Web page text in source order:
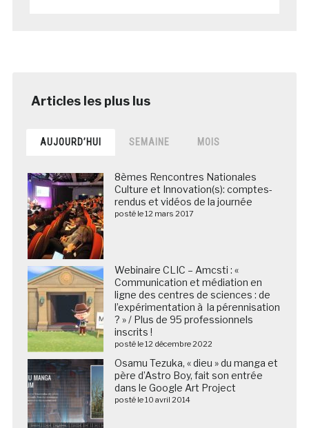
AUJOURD’HUI SEMAINE MOIS
8èmes Rencontres Nationales
Culture et Innovation(s): comptes-
rendus et vidéos de la journée
posté le 12 mars 2017
Webinaire CLIC – Amcsti : «
Communication et médiation en
ligne des centres de sciences : de
l’expérimentation à la pérennisation
? » / Plus de 95 professionnels
inscrits !
posté le 12 décembre 2022
Osamu Tezuka, « dieu » du manga et
père d’Astro Boy, fait son entrée
dans le Google Art Project
posté le 10 avril 2014